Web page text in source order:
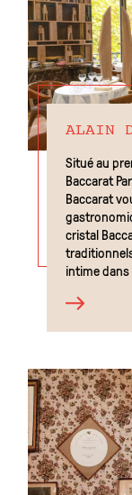
ALAIN
Situé au
Baccarat
Baccarat
cristal
intime dans